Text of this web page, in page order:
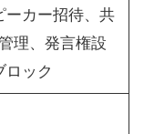
ーカー招待、共
理、発言権設
ロック